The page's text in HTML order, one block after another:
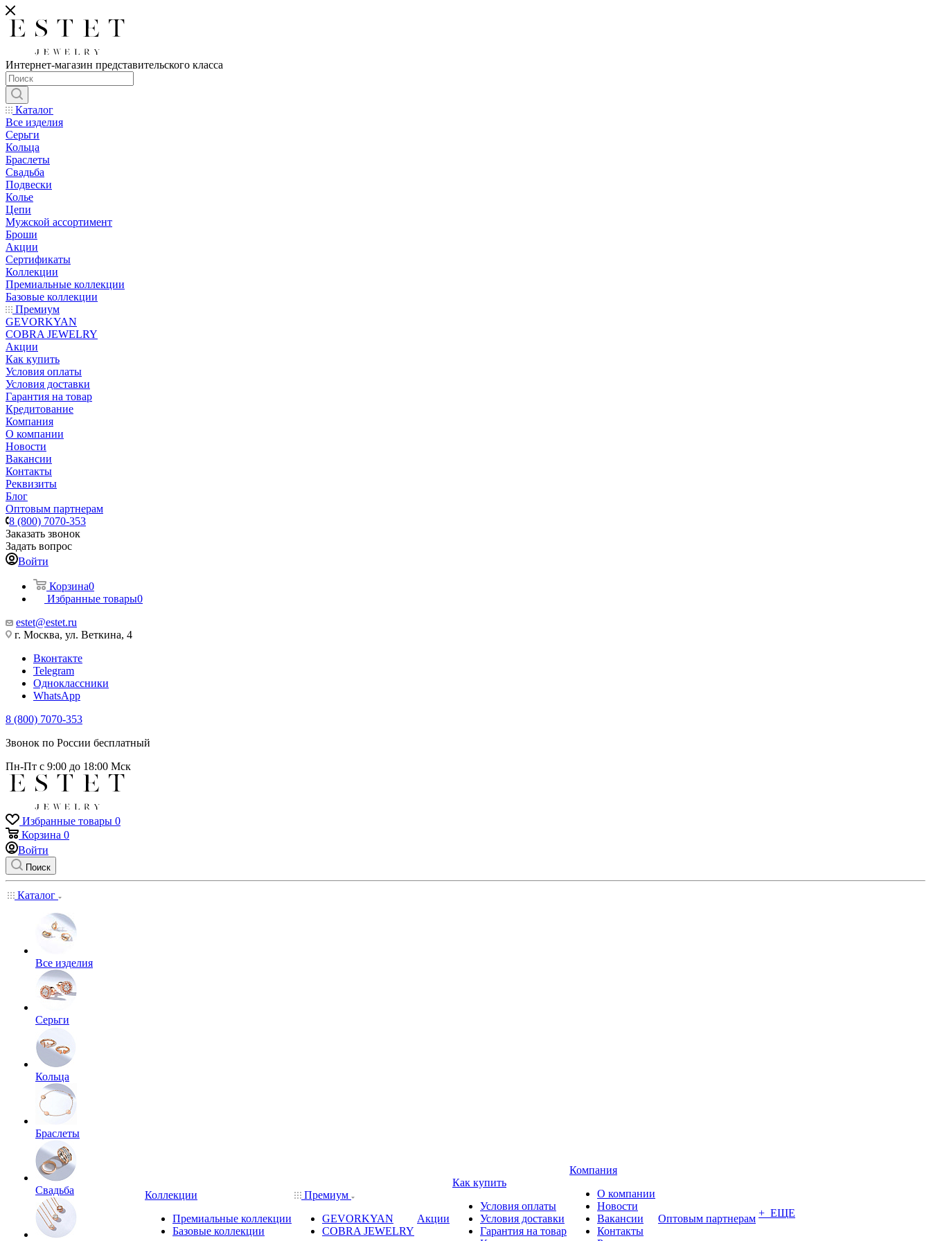
Интернет-магазин представительского класса
Каталог
Все изделия
Серьги
Кольца
Браслеты
Свадьба
Подвески
Колье
Цепи
Мужской ассортимент
Броши
Акции
Сертификаты
Коллекции
Премиальные коллекции
Базовые коллекции
Премиум
GEVORKYAN
COBRA JEWELRY
Акции
Как купить
Условия оплаты
Условия доставки
Гарантия на товар
Кредитование
Компания
О компании
Новости
Вакансии
Контакты
Реквизиты
Блог
Оптовым партнерам
8 (800) 7070-353
Заказать звонок
Задать вопрос
Войти
Корзина0
Избранные товары0
estet@estet.ru
г. Москва, ул. Веткина, 4
Вконтакте
Telegram
Одноклассники
WhatsApp
8 (800) 7070-353
Звонок по России бесплатный
Пн-Пт с 9:00 до 18:00 Мск
Избранные товары 0
Корзина 0
Войти
Поиск
Каталог
Все изделия
Серьги
Кольца
Браслеты
Свадьба
Коллекции
Премиальные коллекции
Базовые коллекции
Премиум
GEVORKYAN
COBRA JEWELRY
Акции
Как купить
Условия оплаты
Условия доставки
Гарантия на товар
Компания
О компании
Новости
Вакансии
Контакты
Оптовым партнерам + ЕЩЕ